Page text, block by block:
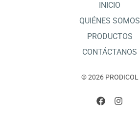
INICIO
QUIÉNES SOMOS
PRODUCTOS
CONTÁCTANOS
© 2026 PRODICOL